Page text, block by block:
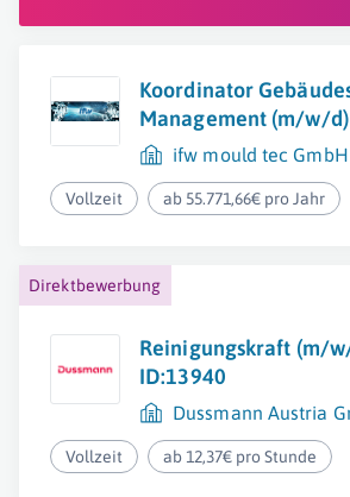
Koordinator
Management (m/w/d)
ifw mould tec GmbH
Vollzeit ab 55.771,66€ pro Jahr
Direktbewerbung
Reinigungskraft (m/
ID:13940
Dussmann Austria
Vollzeit ab 12,37€ pro Stunde